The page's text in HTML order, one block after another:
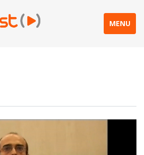
MENU